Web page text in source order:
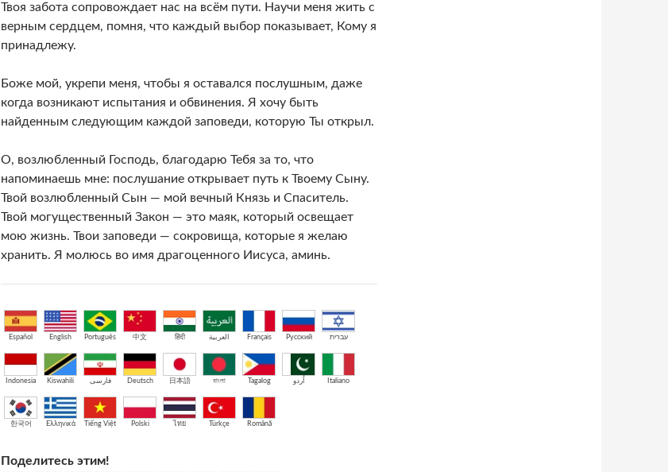
Твоя забота сопровождает нас на всём пути. Научи меня жить с
верным сердцем, помня, что каждый выбор показывает, Кому я
принадлежу.
Боже мой, укрепи меня, чтобы я оставался послушным, даже
когда возникают испытания и обвинения. Я хочу быть
найденным следующим каждой заповеди, которую Ты открыл.
О, возлюбленный Господь, благодарю Тебя за то, что
напоминаешь мне: послушание открывает путь к Твоему Сыну.
Твой возлюбленный Сын — мой вечный Князь и Спаситель.
Твой могущественный Закон — это маяк, который освещает
мою жизнь. Твои заповеди — сокровища, которые я желаю
хранить. Я молюсь во имя драгоценного Иисуса, аминь.
Español English Português 中文 हिंदी العربية Français Русский עברית
Indonesia Kiswahili فارسی Deutsch 日本語 বাংলা Tagalog اُردو Italiano
한국어 Ελληνικά Tiếng Việt Polski ไทย Türkçe Română
Поделитесь этим!